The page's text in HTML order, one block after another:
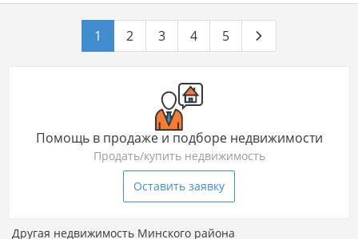
1 2 3 4 5
Помощь в продаже и подборе недвижимости
Продать/купить недвижимость
Оставить заявку
Другая недвижимость Минского района